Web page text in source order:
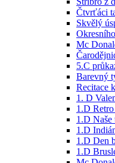
Čtvrťáci
Skvělý
Mc
5.C
Barevný
Recitace
1. D
1.D
1.D
1.D
1.D Den
1.D